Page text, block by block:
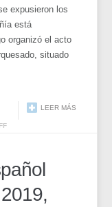
expusieron los
está
organizó el acto
situado
LEER MÁS